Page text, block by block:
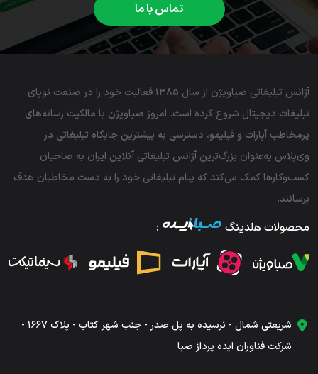
تماس با ما
آژانس تبلیغاتی صباویژن از سال ۱۳۸۵ فعالیت خود را در صنعت نوپای
تبلیغات دیجیتال شروع کرده است. امروز صباویژن با مالکیت رسانه‌های
پرمخاطب آپارات و فیلیمو، دسترسی به بیشترین جایگاه تبلیغاتی در
وی‌پلاس به‌عنوان بزرگ‌ترین آژانس تبلیغاتی آنلاین ایران به صاحبان
کسب‌و‌کارها کمک می‌کند که پیام تبلیغاتی خود را به دست مخاطبان هدف
برسانند.
محصولات هلدینگ :
شریعتی شمال - نرسیده به پل صدر - جنب شهر کتاب - پلاک ۱۶۶۷ -
شرکت فناوران ایده پرداز صبا